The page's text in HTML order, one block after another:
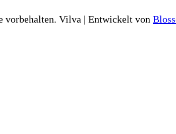
vorbehalten. Vilva | Entwickelt von